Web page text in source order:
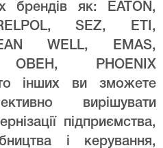
брендів як: EATON,
SEZ, ETI,
WELL, EMAS,
ОВЕН, PHOENIX
інших ви зможете
вирішувати
підприємства,
і керування,